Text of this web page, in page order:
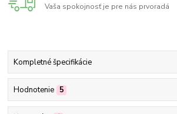
Vaša spokojnosť je pre nás prvoradá
Kompletné špecifikácie
Hodnotenie 5